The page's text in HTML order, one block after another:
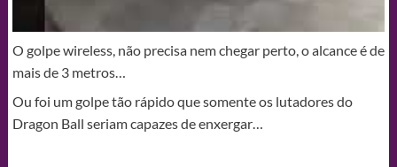
O golpe wireless, não precisa nem chegar perto, o alcance é de
mais de 3 metros…
Ou foi um golpe tão rápido que somente os lutadores do
Dragon Ball seriam capazes de enxergar…